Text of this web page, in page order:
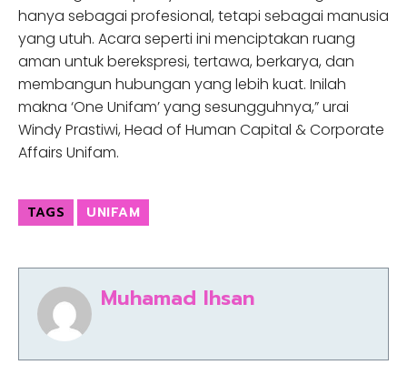
hanya sebagai profesional, tetapi sebagai manusia
yang utuh. Acara seperti ini menciptakan ruang
aman untuk berekspresi, tertawa, berkarya, dan
membangun hubungan yang lebih kuat. Inilah
makna ‘One Unifam’ yang sesungguhnya,” urai
Windy Prastiwi, Head of Human Capital & Corporate
Affairs Unifam.
TAGS UNIFAM
Muhamad Ihsan